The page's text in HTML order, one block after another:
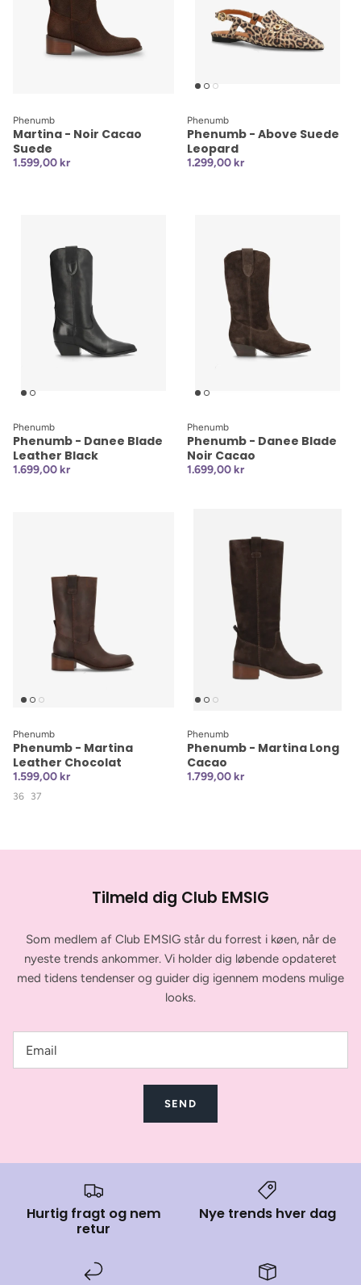
Phenumb
Martina - Noir Cacao
Suede
1.599,00 kr
Phenumb
Phenumb - Above Suede
Leopard
1.299,00 kr
Phenumb
Phenumb - Danee Blade
Leather Black
1.699,00 kr
Phenumb
Phenumb - Danee Blade
Noir Cacao
1.699,00 kr
Phenumb
Phenumb - Martina
Leather Chocolat
1.599,00 kr
36 37
Phenumb
Phenumb - Martina Long
Cacao
1.799,00 kr
Tilmeld dig Club EMSIG
Som medlem af Club EMSIG står du forrest i køen, når de
nyeste trends ankommer. Vi holder dig løbende opdateret
med tidens tendenser og guider dig igennem modens mulige
looks.
SEND
Hurtig fragt og nem
retur
Nye trends hver dag